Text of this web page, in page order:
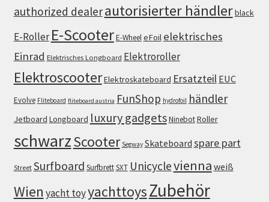
authorized dealerautorisierter händlerblack
E-Roller E-ScooterE-WheeleFoil elektrisches
Einrad Elektrisches Longboard Elektroroller
ElektroscooterElektroskateboard Ersatzteil EUC
Evolve Fliteboard fliteboard austria FunShop hydrofoil händler
Jetboard Longboard luxury gadgetsNinebotRoller
schwarzScooter Segway Skateboard spare part
Street Surfboard SurfbrettSXT Unicyclevienna weiß
Wien yacht toyyachttoysZubehör